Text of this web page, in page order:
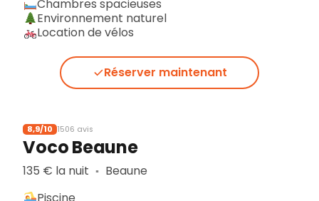
Chambres spacieuses
Environnement naturel
Location de vélos
Réserver maintenant
8,9/10 1506 avis
Voco Beaune
135 € la nuit ▪︎ Beaune
Piscine